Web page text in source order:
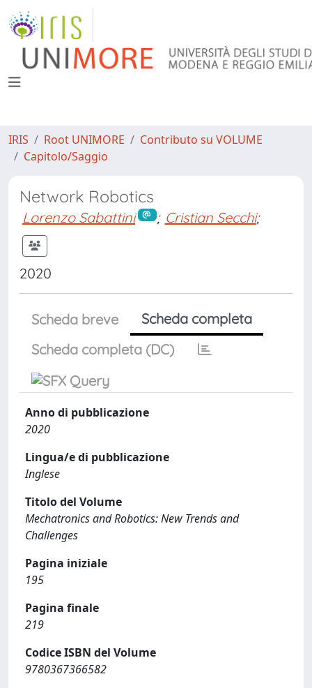
IRIS Root UNIMORE
Contributo su VOLUME
Capitolo/Saggio
Network Robotics
Lorenzo Sabattini ; Cristian Secchi;
2020
Scheda breve
Scheda completa
Scheda completa (DC)
Anno di pubblicazione
2020
Lingua/e di pubblicazione
Inglese
Titolo del Volume
Mechatronics and Robotics: New Trends and
Challenges
Pagina iniziale
195
Pagina finale
219
Codice ISBN del Volume
9780367366582